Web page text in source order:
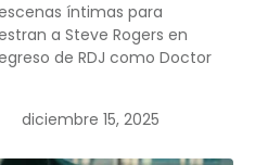
íntimas para
a Steve Rogers en
de RDJ como Doctor
diciembre 15, 2025